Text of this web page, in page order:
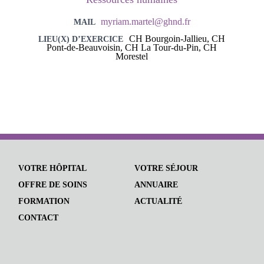
MAIL myriam.martel@ghnd.fr
LIEU(X) D’EXERCICE
CH Bourgoin-Jallieu, CH
Pont-de-Beauvoisin, CH La Tour-du-Pin, CH
Morestel
VOTRE HÔPITAL
VOTRE SÉJOUR
OFFRE DE SOINS
ANNUAIRE
FORMATION
ACTUALITÉ
CONTACT